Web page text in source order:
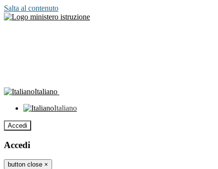
Salta al contenuto
Italiano
Italiano
Accedi
Accedi
button close ×